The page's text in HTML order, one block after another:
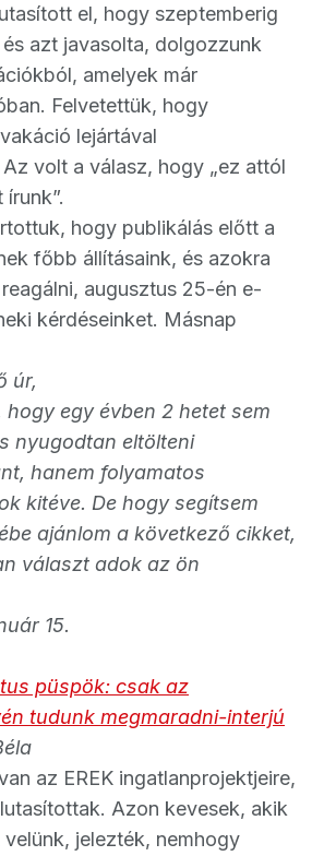
el, hogy szeptemberig
azt javasolta, dolgozzunk
amelyek már
Felvetettük, hogy
lejártával
volt a válasz, hogy „ez attól
hogy publikálás előtt a
főbb állításaink, és azokra
augusztus 25-én e-
kérdéseinket. Másnap
úr,
egy évben 2 hetet sem
nyugodtan eltölteni
hanem folyamatos
kitéve. De hogy segítsem
ajánlom a következő cikket,
választ adok az ön
15.
püspök: csak az
tudunk megmaradni-interjú
az EREK ingatlanprojektjeire,
Azon kevesek, akik
jelezték, nemhogy